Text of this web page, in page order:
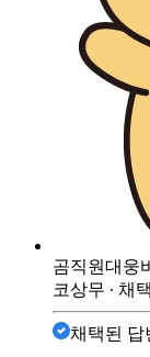
곰직원대웅
코상무 ∙ 채
채택된 답